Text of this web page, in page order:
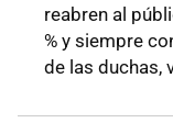
reabren al
% y siempre
de las duchas,